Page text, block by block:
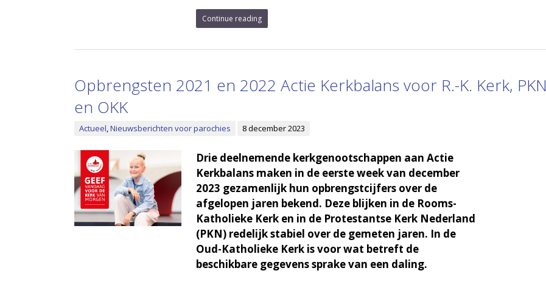
Continue reading
Opbrengsten 2021 en 2022 Actie Kerkbalans voor R.-K. Kerk, PKN
en OKK
Actueel,Nieuwsberichten voor parochies 8 december 2023
Drie deelnemende kerkgenootschappen aan Actie
Kerkbalans maken in de eerste week van december
2023 gezamenlijk hun opbrengstcijfers over de
afgelopen jaren bekend. Deze blijken in de Rooms-
Katholieke Kerk en in de Protestantse Kerk Nederland
(PKN) redelijk stabiel over de gemeten jaren. In de
Oud-Katholieke Kerk is voor wat betreft de
beschikbare gegevens sprake van een daling.